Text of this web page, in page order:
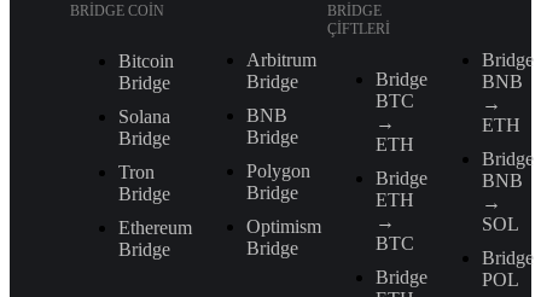
BRIDGE COIN
Bitcoin
Bridge
Solana
Bridge
Tron
Bridge
Ethereum
Bridge
Arbitrum
Bridge
BNB
Bridge
Polygon
Bridge
Optimism
Bridge
BRIDGE
ÇIFTLERI
Bridge
BTC
→
ETH
Bridge
ETH
→
BTC
Bridge
Bridge
BNB
→
ETH
Bridge
BNB
→
SOL
Bridge
POL